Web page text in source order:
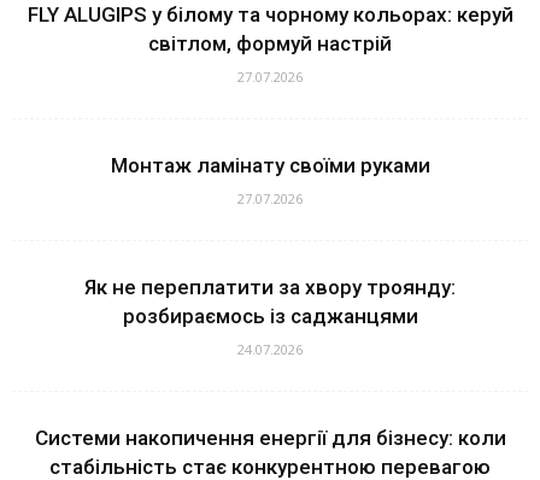
FLY ALUGIPS у білому та чорному кольорах: керуй
світлом, формуй настрій
27.07.2026
Монтаж ламінату своїми руками
27.07.2026
Як не переплатити за хвору троянду:
розбираємось із саджанцями
24.07.2026
Системи накопичення енергії для бізнесу: коли
стабільність стає конкурентною перевагою